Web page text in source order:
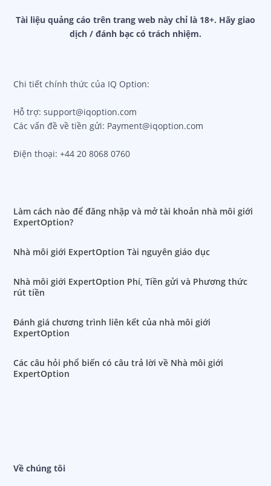
Tài liệu quảng cáo trên trang web này chỉ là 18+. Hãy giao
dịch / đánh bạc có trách nhiệm.
Chi tiết chính thức của IQ Option:
Hỗ trợ: support@iqoption.com
Các vấn đề về tiền gửi: Payment@iqoption.com
Điện thoại: +44 20 8068 0760
Làm cách nào để đăng nhập và mở tài khoản nhà môi giới
ExpertOption?
Nhà môi giới ExpertOption Tài nguyên giáo dục
Nhà môi giới ExpertOption Phí, Tiền gửi và Phương thức
rút tiền
Đánh giá chương trình liên kết của nhà môi giới
ExpertOption
Các câu hỏi phổ biến có câu trả lời về Nhà môi giới
ExpertOption
Về chúng tôi